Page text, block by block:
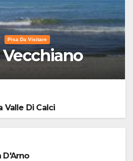
Pisa Da Visitare
Valle Di Calci
D'Arno